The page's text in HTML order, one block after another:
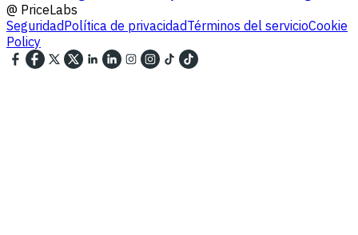
@ PriceLabs
SeguridadPolítica de privacidadTérminos del servicioCookie
Policy